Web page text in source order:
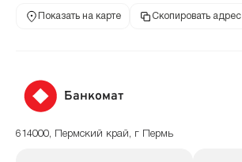
Показать на карте Скопировать адрес
Банкомат
614000, Пермский край, г Пермь